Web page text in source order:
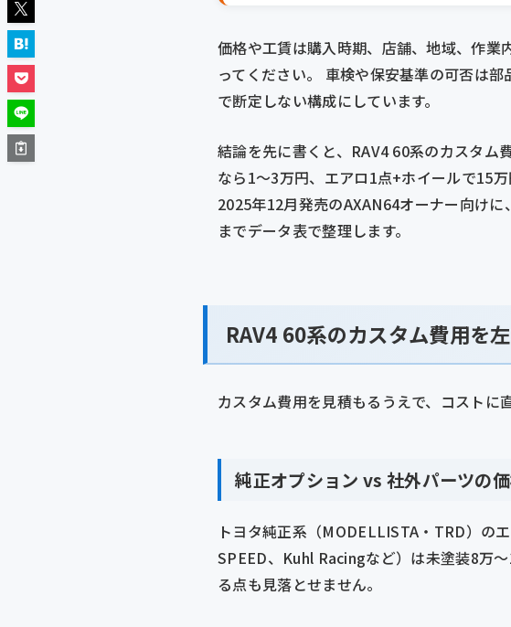
価格や工賃は購入時期、店舗、地域、作
ってください。 車検や保安基準の可否は
で断定しない構成にしています。
結論を先に書くと、RAV4 60系のカスタム
なら1〜3万円、エアロ1点+ホイールで15
2025年12月発売のAXAN64オーナー向け
までデータ表で整理します。
RAV4 60系のカスタム費用を
カスタム費用を見積もるうえで、コストに
純正オプション vs 社外パーツの
トヨタ純正系（MODELLISTA・TRD）の
SPEED、Kuhl Racingなど）は未塗装8万
る点も見落とせません。